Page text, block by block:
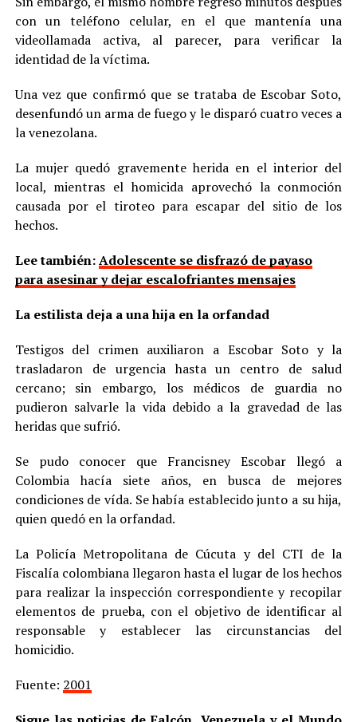
con un teléfono celular, en el que mantenía una
videollamada activa, al parecer, para verificar la
identidad de la víctima.
Una vez que confirmó que se trataba de Escobar Soto,
desenfundó un arma de fuego y le disparó cuatro veces a
la venezolana.
La mujer quedó gravemente herida en el interior del
local, mientras el homicida aprovechó la conmoción
causada por el tiroteo para escapar del sitio de los
hechos.
Lee también:Adolescente se disfrazó de payaso
para asesinar y dejar escalofriantes mensajes
La estilista deja a una hija en la orfandad
Testigos del crimen auxiliaron a Escobar Soto y la
trasladaron de urgencia hasta un centro de salud
cercano; sin embargo, los médicos de guardia no
pudieron salvarle la vida debido a la gravedad de las
heridas que sufrió.
Se pudo conocer que Francisney Escobar llegó a
Colombia hacía siete años, en busca de mejores
condiciones de vída. Se había establecido junto a su hija,
quien quedó en la orfandad.
La Policía Metropolitana de Cúcuta y del CTI de la
Fiscalía colombiana llegaron hasta el lugar de los hechos
para realizar la inspección correspondiente y recopilar
elementos de prueba, con el objetivo de identificar al
responsable y establecer las circunstancias del
homicidio.
Fuente: 2001